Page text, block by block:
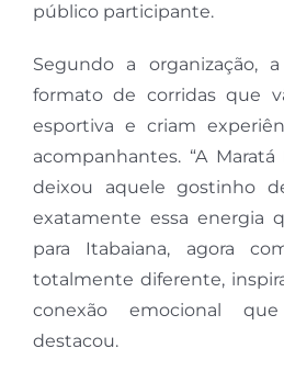
público participante.
Segundo a organização,
formato de corridas que
esportiva e criam
acompanhantes. “A
deixou aquele gostinho
exatamente essa energia
para Itabaiana, agora
totalmente diferente,
conexão emocional
destacou.